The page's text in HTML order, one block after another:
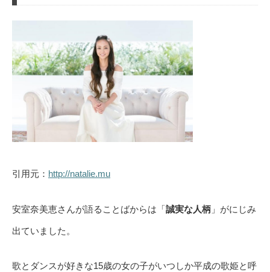
引用元： http://natalie.mu
安室奈美恵さんが語ることばからは「誠実な人柄 」がにじみ
出ていました。
歌とダンスが好きな15歳の女の子がいつしか平成の歌姫と呼